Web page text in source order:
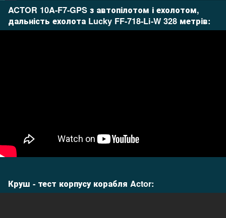
ACTOR 10A-F7-GPS з автопілотом і ехолотом,
дальність ехолота Lucky FF-718-Li-W 328 метрів:
Круш - тест корпусу корабля Actor: